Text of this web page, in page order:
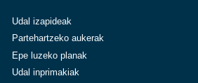
Udal izapideak
Partehartzeko aukerak
Epe luzeko planak
Udal inprimakiak